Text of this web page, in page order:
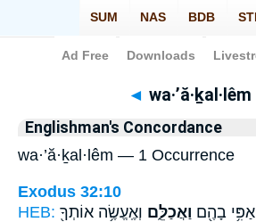
Bible> Strong's > Hebrew
◄ wa·’ă·ḵal·lêm
Englishman's Concordance
wa·’ă·ḵal·lêm — 1 Occurrence
Exodus 32:10
HEB:
אַפִּ֥י בָהֶ֖ם וַאֲכַלֵּ֑ם וְאֶֽעֱשֶׂ֥ה אוֹתְךָ֖